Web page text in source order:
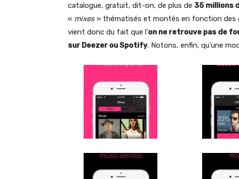
catalogue, gratuit, dit-on, de plus de 35 millions
« mixes» thématisés et montés en fonction des
vient donc du fait que l’on ne retrouve pas de
sur Deezer ou Spotify. Notons, enfin, qu’une